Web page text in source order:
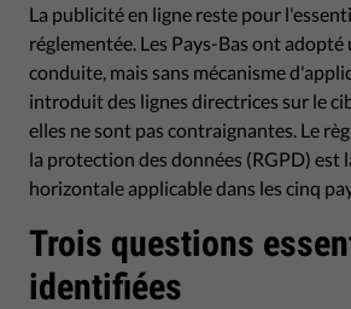
La publicité en ligne reste pour
réglementée. Les Pays-Bas ont adopté
conduite, mais sans mécanisme
introduit des lignes directrices sur le
elles ne sont pas contraignantes. Le
la protection des données (RGPD) est
horizontale applicable dans les cinq
Trois questions
identifiées